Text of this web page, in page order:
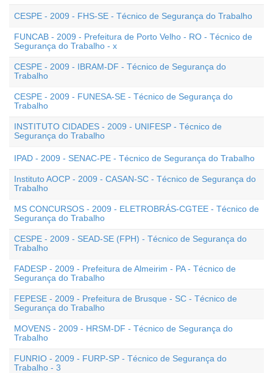
CESPE - 2009 - FHS-SE - Técnico de Segurança do Trabalho
FUNCAB - 2009 - Prefeitura de Porto Velho - RO - Técnico de
Segurança do Trabalho - x
CESPE - 2009 - IBRAM-DF - Técnico de Segurança do
Trabalho
CESPE - 2009 - FUNESA-SE - Técnico de Segurança do
Trabalho
INSTITUTO CIDADES - 2009 - UNIFESP - Técnico de
Segurança do Trabalho
IPAD - 2009 - SENAC-PE - Técnico de Segurança do Trabalho
Instituto AOCP - 2009 - CASAN-SC - Técnico de Segurança do
Trabalho
MS CONCURSOS - 2009 - ELETROBRÁS-CGTEE - Técnico de
Segurança do Trabalho
CESPE - 2009 - SEAD-SE (FPH) - Técnico de Segurança do
Trabalho
FADESP - 2009 - Prefeitura de Almeirim - PA - Técnico de
Segurança do Trabalho
FEPESE - 2009 - Prefeitura de Brusque - SC - Técnico de
Segurança do Trabalho
MOVENS - 2009 - HRSM-DF - Técnico de Segurança do
Trabalho
FUNRIO - 2009 - FURP-SP - Técnico de Segurança do
Trabalho - 3